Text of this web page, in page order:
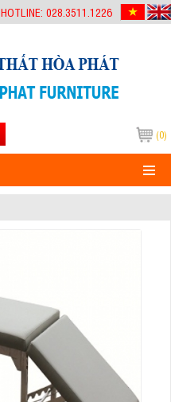
HOTLINE: 028.3511.1226
(0)